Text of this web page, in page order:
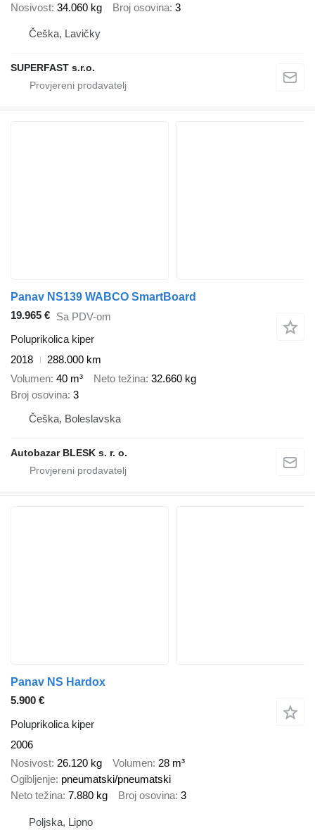
Nosivost 34.060 kg Broj osovina 3
Češka, Lavičky
SUPERFAST s.r.o.
Panav NS139 WABCO SmartBoard
19.965 € Sa PDV-om
Poluprikolica kiper
2018
288.000 km
Volumen 40 m³ Neto težina 32.660 kg
Broj osovina 3
Češka, Boleslavska
Autobazar BLESK s. r. o.
Panav NS Hardox
5.900 €
Poluprikolica kiper
2006
Nosivost 26.120 kg Volumen 28 m³
Ogibljenje pneumatski/pneumatski
Neto težina 7.880 kg Broj osovina 3
Poljska, Lipno